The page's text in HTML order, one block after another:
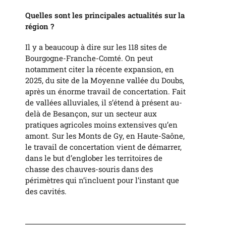
Quelles sont les principales actualités sur la
région ?
Il y a beaucoup à dire sur les 118 sites de
Bourgogne-Franche-Comté. On peut
notamment citer la récente expansion, en
2025, du site de la Moyenne vallée du Doubs,
après un énorme travail de concertation. Fait
de vallées alluviales, il s’étend à présent au-
delà de Besançon, sur un secteur aux
pratiques agricoles moins extensives qu’en
amont. Sur les Monts de Gy, en Haute-Saône,
le travail de concertation vient de démarrer,
dans le but d’englober les territoires de
chasse des chauves-souris dans des
périmètres qui n’incluent pour l’instant que
des cavités.